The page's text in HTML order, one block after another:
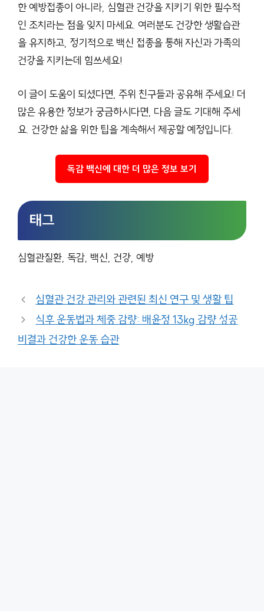
한 예방접종이 아니라, 심혈관 건강을 지키기 위한 필수적
인 조치라는 점을 잊지 마세요. 여러분도 건강한 생활습관
을 유지하고, 정기적으로 백신 접종을 통해 자신과 가족의
건강을 지키는데 힘쓰세요!
이 글이 도움이 되셨다면, 주위 친구들과 공유해 주세요! 더
많은 유용한 정보가 궁금하시다면, 다음 글도 기대해 주세
요. 건강한 삶을 위한 팁을 계속해서 제공할 예정입니다.
독감 백신에 대한 더 많은 정보 보기
태그
심혈관질환, 독감, 백신, 건강, 예방
심혈관 건강 관리와 관련된 최신 연구 및 생활 팁
식후 운동법과 체중 감량: 배윤정 13kg 감량 성공
비결과 건강한 운동 습관